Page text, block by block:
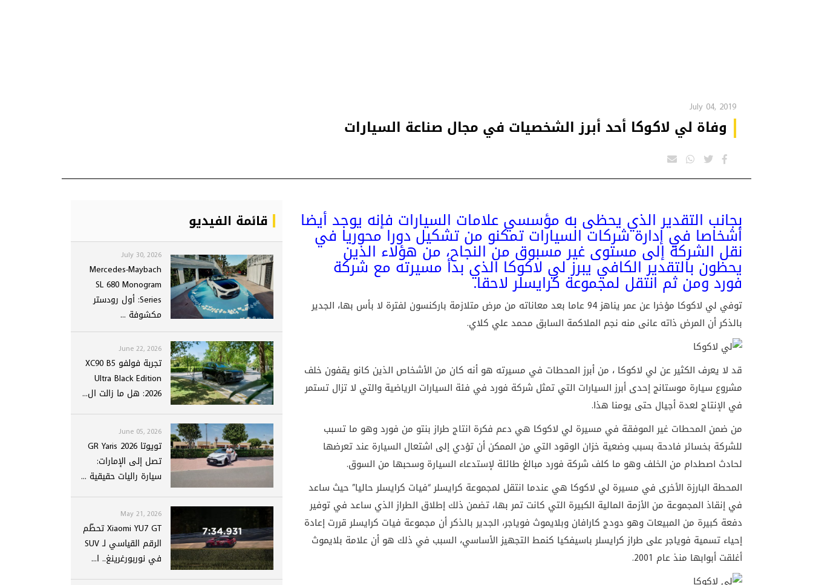
July 04, 2019
وفاة لي لاكوكا أحد أبرز الشخصيات في مجال صناعة السيارات
بجانب التقدير الذي يحظى به مؤسسي علامات السيارات فإنه يوجد أيضا
أشخاصا في إدارة شركات السيارات تمكنو من تشكيل دورا محوريا في
نقل الشركة إلى مستوى غير مسبوق من النجاح، من هؤلاء الذين
يحظون بالتقدير الكافي يبرز لي لاكوكا الذي بدأ مسيرته مع شركة
فوردومن ثم انتقل لمجموعة كرايسلرلاحقا.
توفي لي لاكوكا مؤخرا عن عمر يناهز 94 عاما بعد معاناته من مرض متلازمة باركنسون لفترة لا بأس بها، الجدير
بالذكر أن المرض ذاته عانى منه نجم الملاكمة السابق محمد علي كلاي.
قد لا يعرف الكثير عن لي لاكوكا ، من أبرز المحطات في مسيرته هو أنه كان من الأشخاص الذين كانو يقفون خلف
مشروع سيارة موستانج إحدى أبرز السيارات التي تمثل شركة فورد في فئة السيارات الرياضية والتي لا تزال تستمر
في الإنتاج لعدة أجيال حتى يومنا هذا.
من ضمن المحطات غير الموفقة في مسيرة لي لاكوكا هي دعم فكرة انتاج طراز بنتو من فورد وهو ما تسبب
للشركة بخسائر فادحة بسبب وضعية خزان الوقود التي من الممكن أن تؤدي إلى اشتعال السيارة عند تعرضها
لحادث اصطدام من الخلف وهو ما كلف شركة فورد مبالغ طائلة لإستدعاء السيارة وسحبها من السوق.
المحطة البارزة الأخرى في مسيرة لي لاكوكا هي عندما انتقل لمجموعة كرايسلر “فيات كرايسلر حاليا” حيث ساعد
في إنقاذ المجموعة من الأزمة المالية الكبيرة التي كانت تمر بها، تضمن ذلك إطلاق الطراز الذي ساعد في توفير
دفعة كبيرة من المبيعات وهو دودج كارافان وبلايموث فوياجر، الجدير بالذكر أن مجموعة فيات كرايسلر قررت إعادة
إحياء تسمية فوياجر على طراز كرايسلر باسيفكيا كنمط التجهيز الأساسي، السبب في ذلك هو أن علامة بلايموث
أغلقت أبوابها منذ عام 2001.
قائمة الفيديو
July 30, 2026
Mercedes-Maybach
SL 680 Monogram
Series: أول رودستر
مكشوفة ...
June 22, 2026
تجربة فولفو XC90 B5
Ultra Black Edition
2026: هل ما زالت ال...
June 05, 2026
تويوتا GR Yaris 2026
تصل إلى الإمارات:
سيارة راليات حقيقية ...
May 21, 2026
Xiaomi YU7 GT تحطّم
الرقم القياسي لـ SUV
في نوربورغرينغ.. ا...